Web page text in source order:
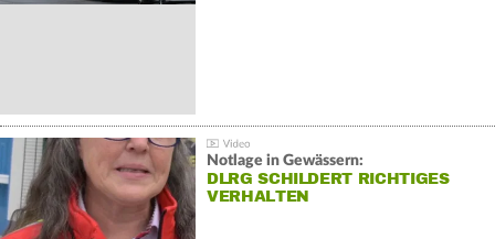
Notlage in Gewässern:
DLRG SCHILDERT RICHTIGES
VERHALTEN